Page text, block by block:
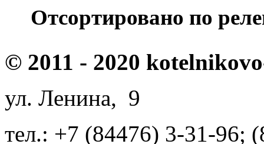
Отсортировано по
© 2011 - 2020
ул. Ленина, 9
тел.: +7 (84476) 3-31-96;